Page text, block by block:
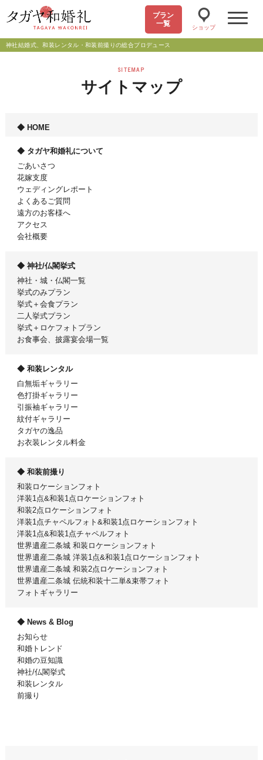
プラン
一覧
ショップ
神社結婚式、和装レンタル・和装前撮りの総合プロデュース
SITEMAP
サイトマップ
HOME
タガヤ和婚礼について
ごあいさつ
花嫁支度
ウェディングレポート
よくあるご質問
遠方のお客様へ
アクセス
会社概要
神社/仏閣挙式
神社・城・仏閣一覧
挙式のみプラン
挙式＋会食プラン
二人挙式プラン
挙式＋ロケフォトプラン
お食事会、披露宴会場一覧
和装レンタル
白無垢ギャラリー
色打掛ギャラリー
引振袖ギャラリー
紋付ギャラリー
タガヤの逸品
お衣装レンタル料金
和装前撮り
和装ロケーションフォト
洋装1点&和装1点ロケーションフォト
和装2点ロケーションフォト
洋装1点チャペルフォト&和装1点ロケーションフォト
洋装1点&和装1点チャペルフォト
世界遺産二条城 和装ロケーションフォト
世界遺産二条城 洋装1点&和装1点ロケーションフォト
世界遺産二条城 和装2点ロケーションフォト
世界遺産二条城 伝統和装十二単&束帯フォト
フォトギャラリー
News & Blog
お知らせ
和婚トレンド
和婚の豆知識
神社/仏閣挙式
和装レンタル
前撮り